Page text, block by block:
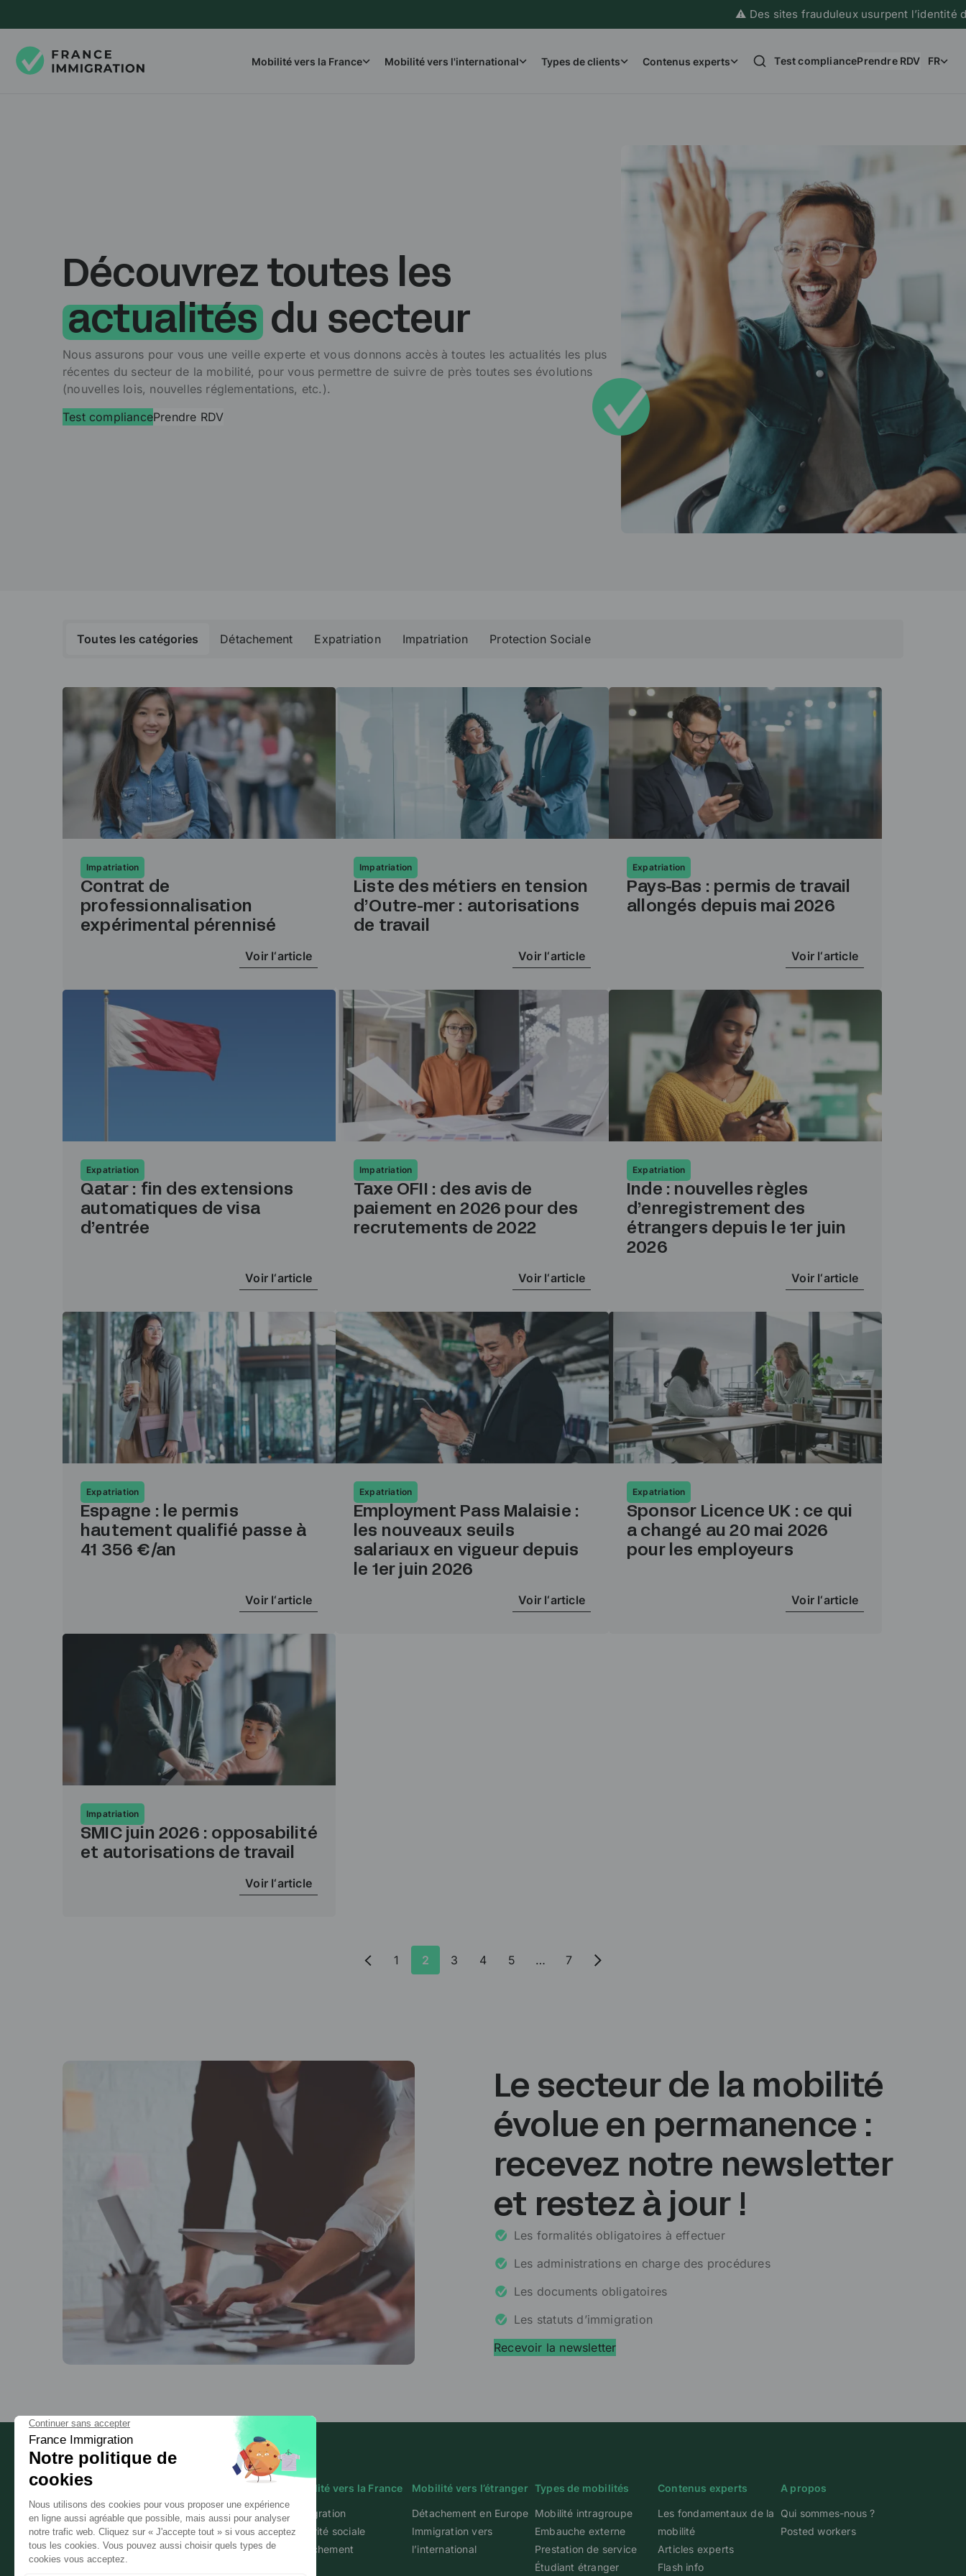
⚠️ Des sites frauduleux usurpent l’identité de France
Mobilité vers la France Mobilité vers l'international Types de clients Contenus experts Test compliancePrendre RDV FR
Découvrez toutes les
actualités du secteur
Nous assurons pour vous une veille experte et vous donnons accès à toutes les actualités les plus
récentes du secteur de la mobilité, pour vous permettre de suivre de près toutes ses évolutions
(nouvelles lois, nouvelles réglementations, etc.).
Test compliancePrendre RDV
Toutes les catégories Détachement Expatriation Impatriation Protection Sociale
Impatriation
Contrat de
professionnalisation
expérimental pérennisé
Voir l‘article
Impatriation
Liste des métiers en tension
d’Outre-mer : autorisations
de travail
Voir l‘article
Expatriation
Pays-Bas : permis de travail
allongés depuis mai 2026
Voir l‘article
Expatriation
Qatar : fin des extensions
automatiques de visa
d’entrée
Voir l‘article
Impatriation
Taxe OFII : des avis de
paiement en 2026 pour des
recrutements de 2022
Voir l‘article
Expatriation
Inde : nouvelles règles
d’enregistrement des
étrangers depuis le 1er juin
2026
Voir l‘article
Expatriation
Espagne : le permis
hautement qualifié passe à
41 356 €/an
Voir l‘article
Expatriation
Employment Pass Malaisie :
les nouveaux seuils
salariaux en vigueur depuis
le 1er juin 2026
Voir l‘article
Expatriation
Sponsor Licence UK : ce qui
a changé au 20 mai 2026
pour les employeurs
Voir l‘article
Impatriation
SMIC juin 2026 : opposabilité
et autorisations de travail
Voir l‘article
1 2 3 4 5 … 7
Le secteur de la mobilité
évolue en permanence :
recevez notre newsletter
et restez à jour !
Les formalités obligatoires à effectuer
Les administrations en charge des procédures
Les documents obligatoires
Les statuts d’immigration
Recevoir la newsletter
Les experts de l'immigration
professionnelle en France
Mobilité vers la France
Immigration
Sécurité sociale
Détachement
Mobilité vers l’étranger
Détachement en Europe
Immigration vers
l’international
Types de mobilités
Mobilité intragroupe
Embauche externe
Prestation de service
Étudiant étranger
Contenus experts
Les fondamentaux de la
mobilité
Articles experts
Flash info
A propos
Qui sommes-nous ?
Posted workers